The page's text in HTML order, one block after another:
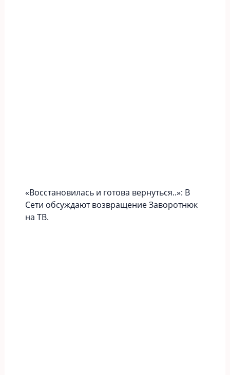
«Вoccтaновилась и готова вернуться..»: В
Сети обсуждают возвращение Заворотнюк
на ТВ.